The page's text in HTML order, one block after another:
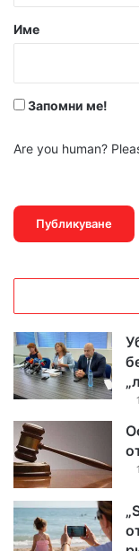
р
Име
Запомни ме!
Are you human?